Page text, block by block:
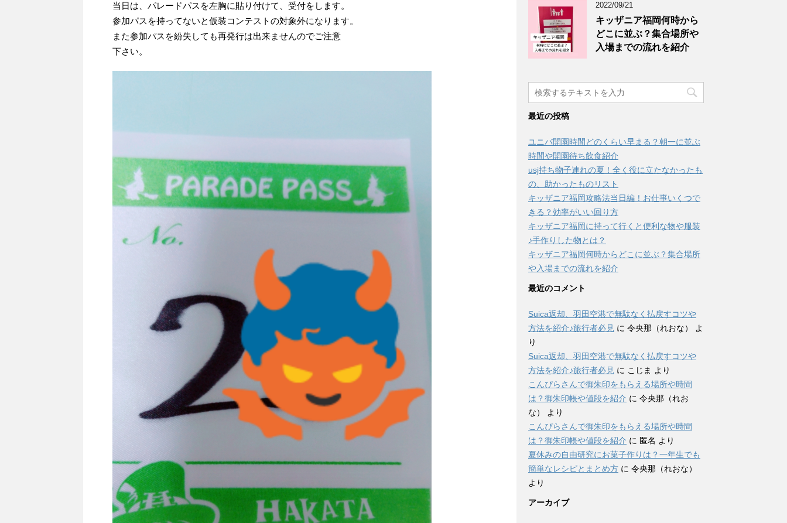
当日は、パレードパスを左胸に貼り付けて、受付をします。
参加パスを持ってないと仮装コンテストの対象外になります。
また参加パスを紛失しても再発行は出来ませんのでご注意
下さい。
2022/09/21
キッザニア福岡何時から
どこに並ぶ？集合場所や
入場までの流れを紹介
最近の投稿
ユニバ開園時間どのくらい早まる？朝一に並ぶ
時間や開園待ち飲食紹介
usj持ち物子連れの夏！全く役に立たなかったも
の、助かったものリスト
キッザニア福岡攻略法当日編！お仕事いくつで
きる？効率がいい回り方
キッザニア福岡に持って行くと便利な物や服装
♪手作りした物とは？
キッザニア福岡何時からどこに並ぶ？集合場所
や入場までの流れを紹介
最近のコメント
Suica返却、羽田空港で無駄なく払戻すコツや
方法を紹介♪旅行者必見 に 令央那（れおな）
よ
り
Suica返却、羽田空港で無駄なく払戻すコツや
方法を紹介♪旅行者必見 に こじま より
こんぴらさんで御朱印をもらえる場所や時間
は？御朱印帳や値段を紹介 に 令央那（れお
な）
より
こんぴらさんで御朱印をもらえる場所や時間
は？御朱印帳や値段を紹介 に 匿名 より
夏休みの自由研究にお菓子作りは？一年生でも
簡単なレシピとまとめ方 に 令央那（れおな）
より
アーカイブ